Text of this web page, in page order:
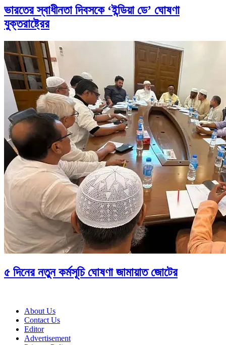
ভারতের স্বাধীনতা দিবসকে ‘ইন্ডিয়া ডে’ ঘোষণা
যুক্তরাষ্ট্রের
৫ দিনের নতুন কর্মসূচি ঘোষণা জামায়াত জোটের
About Us
Contact Us
Editor
Advertisement